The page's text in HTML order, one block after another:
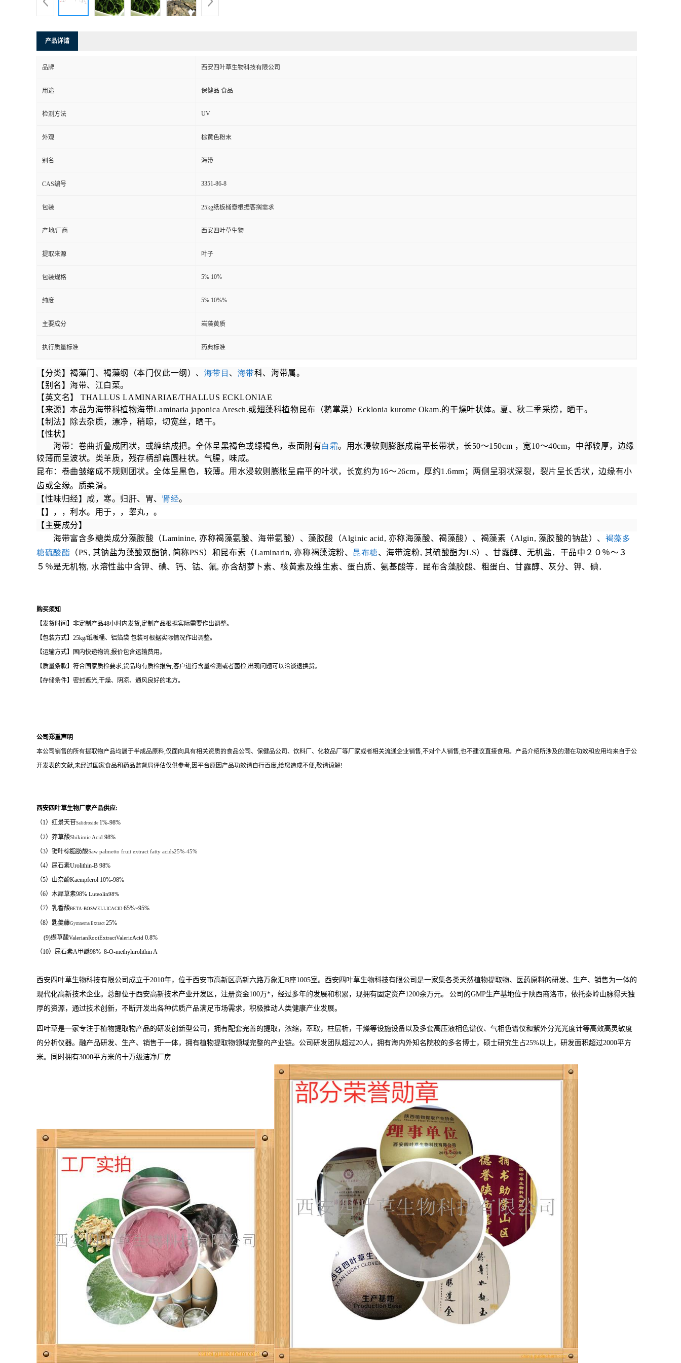
产品详请
品牌 西安四叶草生物科技有限公司
用途 保健品 食品
检测方法 UV
外观 棕黄色粉末
别名 海带
CAS编号 3351-86-8
包装 25kg纸板桶憃根据客搁需求
产地/厂商 西安四叶草生物
提取来源 叶子
包装规格 5% 10%
纯度 5% 10%%
主要成分 岩藻黄质
执行质量标准 药典标准
【分类】褐藻门、褐藻纲（本门仅此一纲）、 海带目 、 海带科、海带属。
【别名】海带、江白菜。
【英文名】
THALLUS LAMINARIAE/THALLUS ECKLONIAE
【来源】本品为海带科植物海带Laminaria japonica Aresch.或翅藻科植物昆布（鹅掌菜）Ecklonia kurome Okam.的干燥叶状体。夏、秋二季采捞，晒干。
【制法】除去杂质，漂净，稍晾，切宽丝，晒干。
【性状】
海带：卷曲折叠成团状，或缠结成把。全体呈黑褐色或绿褐色，表面附有白霜。用水浸软则膨胀成扁平长带状，长50～150cm ，宽10～40cm，中部较厚，边缘
较薄而呈波状。类革质，残存柄部扁圆柱状。气腥，味咸。
昆布：卷曲皱缩成不规则团状。全体呈黑色，较薄。用水浸软则膨胀呈扁平的叶状，长宽约为16～26cm，厚约1.6mm ；两侧呈羽状深裂，裂片呈长舌状，边缘有小
齿或全缘。质柔滑。
【性味归经】咸，寒。归肝、胃、 肾经。
【】，，利水。用于，，睾丸，。
【主要成分】
海带富含多糖类成分藻胺酸（Laminine, 亦称褐藻氨酸、海带氨酸）、藻胶酸（Alginic acid, 亦称海藻酸、褐藻酸）、褐藻素（Algin, 藻胶酸的钠盐）、 褐藻多
糖硫酸酯 （PS, 其钠盐为藻酸双酯钠, 简称PSS）和昆布素（Laminarin, 亦称褐藻淀粉、 昆布糖、海带淀粉, 其硫酸酯为LS）、甘露醇、无机盐．干品中２０％～３
５％是无机物, 水溶性盐中含钾、碘、钙、钴、氟, 亦含胡萝卜素、核黄素及维生素、蛋白质、氨基酸等．昆布含藻胶酸、粗蛋白、甘露醇、灰分、钾、碘．
购买须知
【发货时间】非定制产品48小时内发货,定制产品根据实际需要作出调整。
【包装方式】 25kg/纸板桶、铝箔袋 包装可根据实际情况作出调整。
【运输方式】国内快递物流,报价包含运输费用。
【质量条款】符合国家质检要求,货品均有质检报告,客户进行含量检测或者菌检,出现问题可以洽谈退换货。
【存储条件】密封遮光,干燥、阴凉、通风良好的地方。
公司郑重声明
本公司销售的所有提取物产品均属于半成品原料,仅面向具有相关资质的食品公司、保健品公司、饮料厂、化妆品厂等厂家或者相关流通企业销售,不对个人销售,也不建议直接食用。产品介绍所涉及的潜在功效和应用均来自于公
开发表的文献,未经过国家食品和药品监督局评估仅供参考,因平台原因产品功效请自行百度,给您造成不便,敬请谅解!
西安四叶草生物厂家产品供应:
（1）红景天苷Salidroside 1%-98%
（2）莽草酸Shikimic Acid 98%
（3）锯叶棕脂肪酸Saw palmetto fruit extract fatty acids25%-45%
（4） 尿石素Urolithin-B 98%
（5）山奈酚Kaempferol 10%-98%
（6）木犀草素98% Luteolin98%
（7）乳香酸BETA-BOSWELLICACID 65%~95%
（8）匙羹藤Gymnema Extract 25%
(9)缬草酸ValerianRootExtractValericAcid 0.8%
（10）尿石素A甲醚98% 8-O-methylurolithin A
西安四叶草生物科技有限公司成立于2010年，位于西安市高新区高新六路万象汇 B座1005室。西安四叶草生物科技有限公司是一家集各类天然植物提取物、医药原料的研发、生产、销售为一体的
现代化高新技术企业。 总部位于西安高新技术产业开发区，注册资金100万*，经过多年的发展和积累，现拥有固定资产1200余万元。 公司的GMP生产基地位于陕西商洛市，依托秦岭山脉得天独
厚的资源，通过技术创新，不断开发出各种优质产品满足市场需求，积极推动人类健康产业发展。
四叶草是一家专注于植物提取物产品的研发创新型公司，拥有配套完善的提取，浓缩，萃取，柱层析，干燥等设施设备以及多套高压液相色谱仪、气相色谱仪和紫外分光光度计等高效高灵敏度
的分析仪器。融产品研发、生产、销售于一体，拥有植物提取物领域完整的产业链。公司研发团队超过20人，拥有海内外知名院校的多名博士，硕士研究生占25%以上，研发面积超过2000平方
米。同时拥有3000平方米的十万级洁净厂房